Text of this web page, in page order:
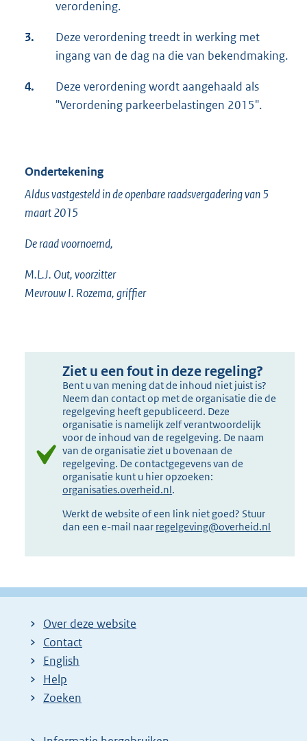
verordening.
3.
Deze verordening treedt in werking met
ingang van de dag na die van bekendmaking.
4.
Deze verordening wordt aangehaald als
"Verordening parkeerbelastingen 2015".
Ondertekening
Aldus vastgesteld in de openbare raadsvergadering van 5
maart 2015
De raad voornoemd,
M.L.J. Out, voorzitter
Mevrouw I. Rozema, griffier
Ziet u een fout in deze regeling?
Bent u van mening dat de inhoud niet juist is?
Neem dan contact op met de organisatie die de
regelgeving heeft gepubliceerd. Deze
organisatie is namelijk zelf verantwoordelijk
voor de inhoud van de regelgeving. De naam
van de organisatie ziet u bovenaan de
regelgeving. De contactgegevens van de
organisatie kunt u hier opzoeken:
organisaties.overheid.nl.
Werkt de website of een link niet goed? Stuur
dan een e-mail naar regelgeving@overheid.nl
Over deze website
Contact
English
Help
Zoeken